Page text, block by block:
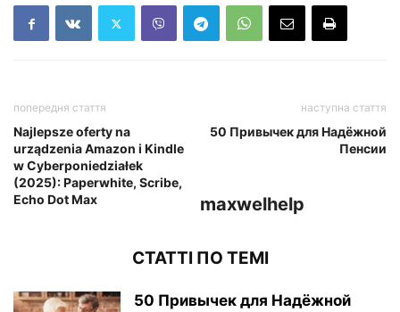
попередня стаття
Najlepsze oferty na
urządzenia Amazon i Kindle
w Cyberponiedziałek
(2025): Paperwhite, Scribe,
Echo Dot Max
наступна стаття
50 Привычек для Надёжной
Пенсии
maxwelhelp
СТАТТІ ПО ТЕМІ
50 Привычек для Надёжной